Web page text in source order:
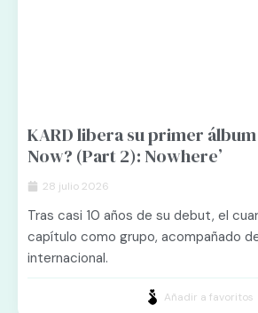
KARD libera su primer álbum
Now? (Part 2): Nowhere’
28 julio 2026
Tras casi 10 años de su debut, el
capítulo como grupo, acompañado
internacional.
Añadir a favoritos